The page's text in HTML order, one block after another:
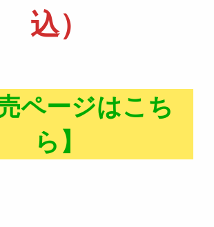
込）
売ページはこち
ら】